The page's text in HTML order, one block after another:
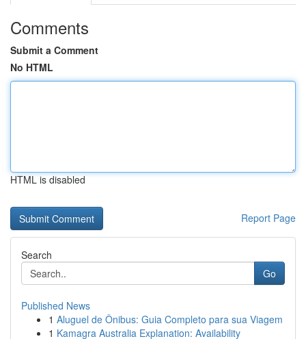
Comments
Submit a Comment
No HTML
HTML is disabled
Report Page
Search
Go
Published News
1 Aluguel de Ônibus: Guia Completo para sua Viagem
1 Kamagra Australia Explanation: Availability